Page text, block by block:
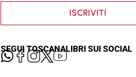
ISCRIVITI
SEGUI TOSCANALIBRI SUI SOCIAL